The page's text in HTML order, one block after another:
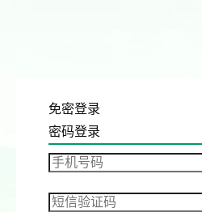
免密登录
密码登录